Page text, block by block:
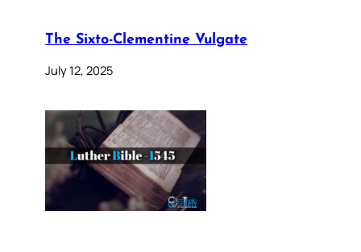
The Sixto-Clementine Vulgate
July 12, 2025